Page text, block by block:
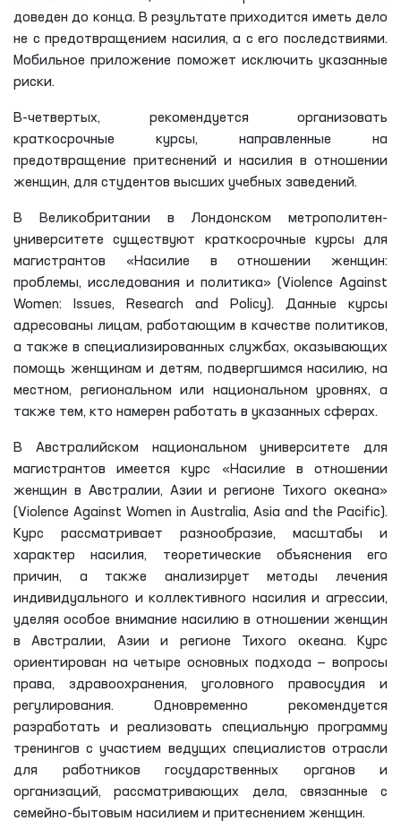
доведен до конца. В результате приходится иметь дело
не с предотвращением насилия, а с его последствиями.
Мобильное приложение поможет исключить указанные
риски.
В-четвертых, рекомендуется организовать
краткосрочные курсы, направленные на
предотвращение притеснений и насилия в отношении
женщин, для студентов высших учебных заведений.
В Великобритании в Лондонском метрополитен-
университете существуют краткосрочные курсы для
магистрантов «Насилие в отношении женщин:
проблемы, исследования и политика» (Violence Against
Women: Issues, Research and Policy). Данные курсы
адресованы лицам, работающим в качестве политиков,
а также в специализированных службах, оказывающих
помощь женщинам и детям, подвергшимся насилию, на
местном, региональном или национальном уровнях, а
также тем, кто намерен работать в указанных сферах.
В Австралийском национальном университете для
магистрантов имеется курс «Насилие в отношении
женщин в Австралии, Азии и регионе Тихого океана»
(Violence Against Women in Australia, Asia and the Pacific).
Курс рассматривает разнообразие, масштабы и
характер насилия, теоретические объяснения его
причин, а также анализирует методы лечения
индивидуального и коллективного насилия и агрессии,
уделяя особое внимание насилию в отношении женщин
в Австралии, Азии и регионе Тихого океана. Курс
ориентирован на четыре основных подхода — вопросы
права, здравоохранения, уголовного правосудия и
регулирования. Одновременно рекомендуется
разработать и реализовать специальную программу
тренингов с участием ведущих специалистов отрасли
для работников государственных органов и
организаций, рассматривающих дела, связанные с
семейно-бытовым насилием и притеснением женщин.